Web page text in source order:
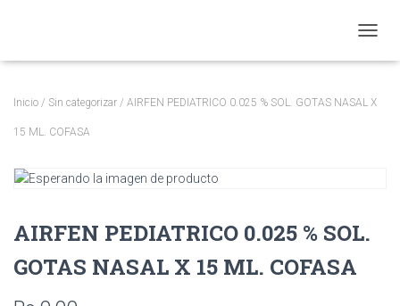
Inicio / Sin categorizar / AIRFEN PEDIATRICO 0.025 % SOL. GOTAS NASAL X
15 ML. COFASA
AIRFEN PEDIATRICO 0.025 % SOL.
GOTAS NASAL X 15 ML. COFASA